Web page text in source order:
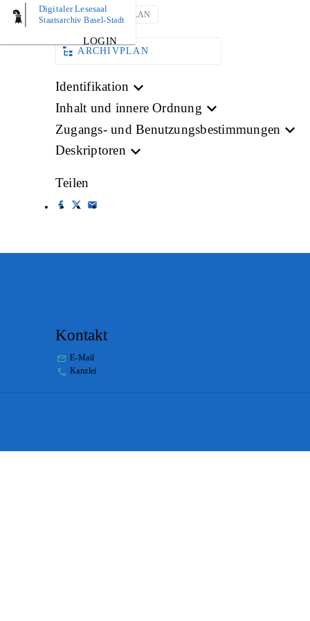
Digitaler Lesesaal
Staatsarchiv Basel-Stadt
LOGIN
AKTE PLAN
ARCHIVPLAN
Identifikation
Inhalt und innere Ordnung
Zugangs- und Benutzungsbestimmungen
Deskriptoren
Teilen
Kontakt
E-Mail
Kanzlei